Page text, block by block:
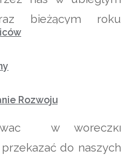
Rozwoju
bieżącym roku
CARITAS
5 grudnia i
br. Przygotowane
w woreczki
do naszych